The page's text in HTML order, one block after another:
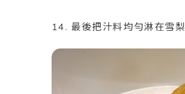
14. 最後把汁料均勻淋在雪